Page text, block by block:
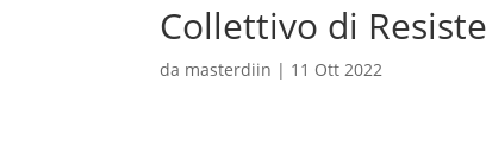
Collettivo di
da masterdiin | 11 Ott 2022